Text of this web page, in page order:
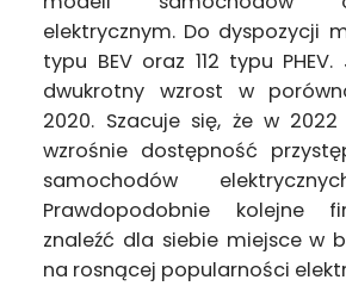
elektrycznym. Do dyspozycji
typu BEV oraz 112 typu
dwukrotny wzrost w
2020. Szacuje się, że w
wzrośnie dostępność
samochodów
Prawdopodobnie kolejne
znaleźć dla siebie miejsce w
na rosnącej popularności